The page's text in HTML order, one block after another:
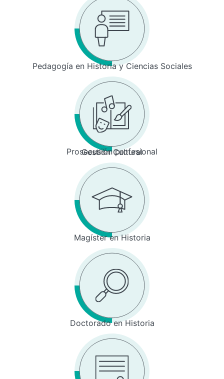
Pedagogía en Historia y Ciencias Sociales
Prosecusión profesional
Gestión Cultural
Magíster en Historia
Doctorado en Historia